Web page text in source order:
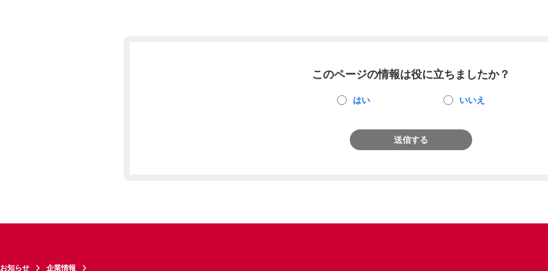
このページの情報は役に立ちましたか？
はい いいえ
送信する
お知らせ 企業情報